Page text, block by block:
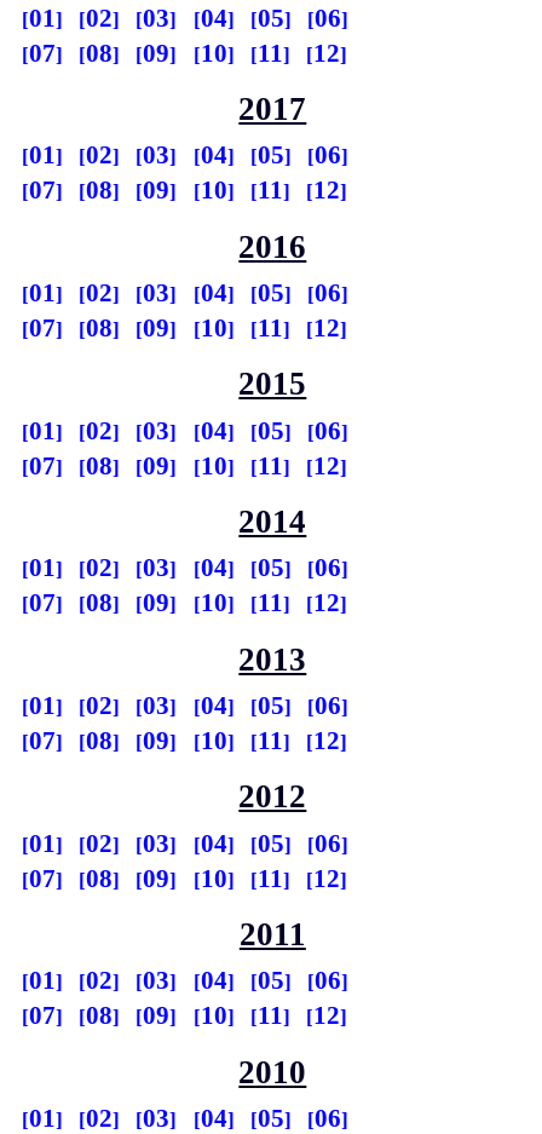
01 02 03 04 05
06
07
08 09 10 11 12
2017
01 02 03 04 05
06
07
08 09 10 11 12
2016
01 02 03 04 05
06
07
08 09 10 11 12
2015
01 02 03 04 05
06
07
08 09 10 11 12
2014
01 02 03 04 05
06
07
08 09 10 11 12
2013
01 02 03 04 05
06
07
08 09 10 11 12
2012
01 02 03 04 05
06
07
08 09 10 11 12
2011
01 02 03 04 05
06
07
08 09 10 11 12
2010
01 02 03 04 05
06